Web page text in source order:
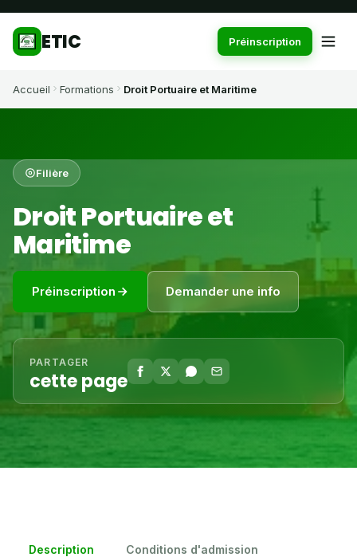
ETIC Préinscription
Accueil Formations Droit Portuaire et Maritime
Filière
Droit Portuaire et
Maritime
Préinscription Demander une info
PARTAGER
cette page
Description Conditions d'admission